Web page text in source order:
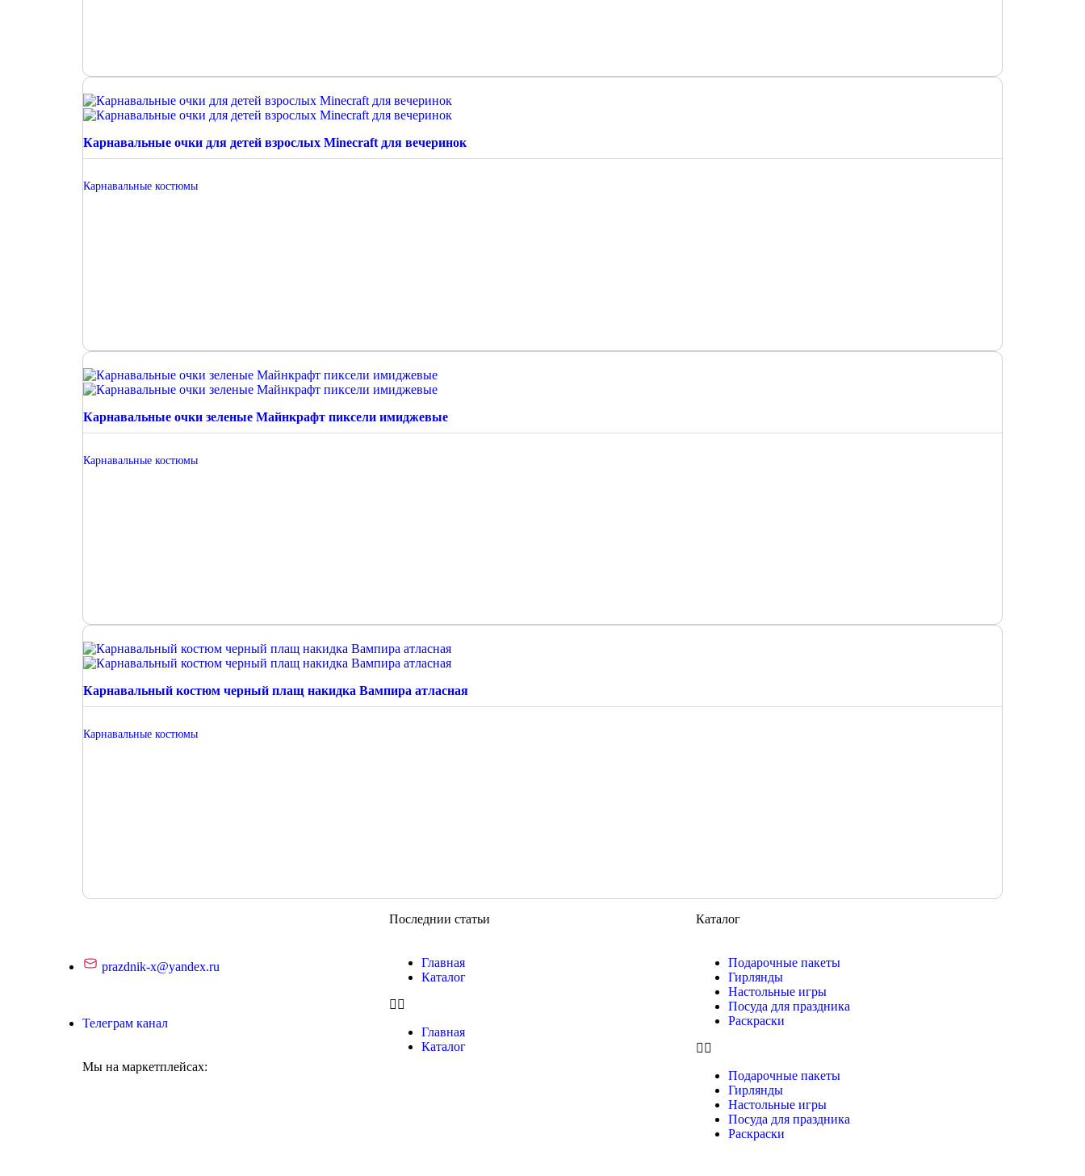
Карнавальные очки для детей взрослых Minecraft для вечеринок
Карнавальные костюмы
Карнавальные очки зеленые Майнкрафт пиксели имиджевые
Карнавальные костюмы
Карнавальный костюм черный плащ накидка Вампира атласная
Карнавальные костюмы
prazdnik-x@yandex.ru
Телеграм канал
Мы на маркетплейсах:
Последнии статьи
Главная
Каталог
Главная
Каталог
Каталог
Подарочные пакеты
Гирлянды
Настольные игры
Посуда для праздника
Раскраски
Подарочные пакеты
Гирлянды
Настольные игры
Посуда для праздника
Раскраски